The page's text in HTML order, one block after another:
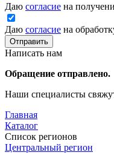
Даю согласие на
Даю согласие на
Отправить
Написать нам
Обращение отправлено.
Наши специалисты
Главная
Каталог
Список регионов
Центральный регион